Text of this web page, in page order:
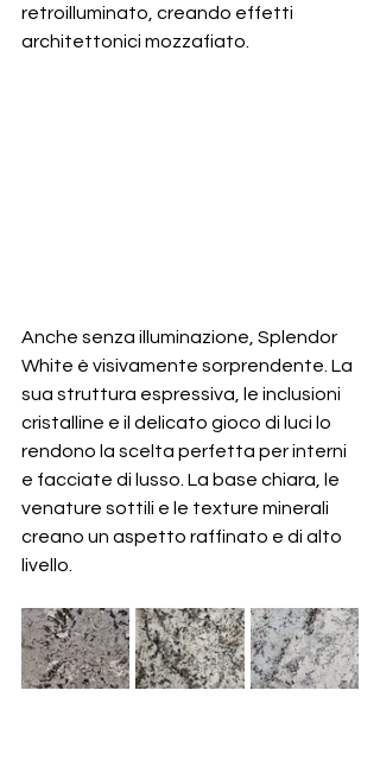
retroilluminato, creando effetti
architettonici mozzafiato.
Anche senza illuminazione, Splendor
White è visivamente sorprendente. La
sua struttura espressiva, le inclusioni
cristalline e il delicato gioco di luci lo
rendono la scelta perfetta per interni
e facciate di lusso. La base chiara, le
venature sottili e le texture minerali
creano un aspetto raffinato e di alto
livello.